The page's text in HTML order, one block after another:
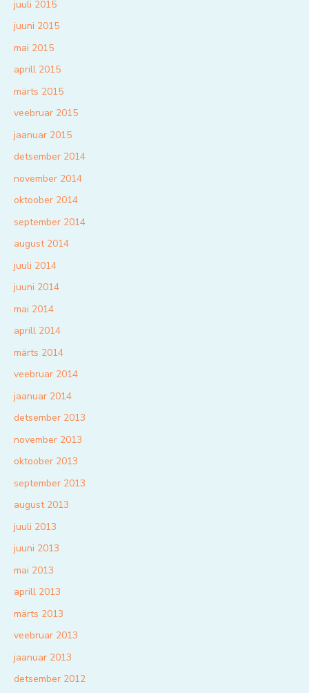
juuli 2015
juuni 2015
mai 2015
aprill 2015
märts 2015
veebruar 2015
jaanuar 2015
detsember 2014
november 2014
oktoober 2014
september 2014
august 2014
juuli 2014
juuni 2014
mai 2014
aprill 2014
märts 2014
veebruar 2014
jaanuar 2014
detsember 2013
november 2013
oktoober 2013
september 2013
august 2013
juuli 2013
juuni 2013
mai 2013
aprill 2013
märts 2013
veebruar 2013
jaanuar 2013
detsember 2012